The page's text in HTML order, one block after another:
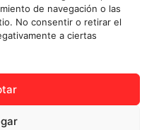
de navegación o las
No consentir o retirar el
a ciertas